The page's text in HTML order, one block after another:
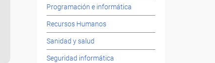
Programación e informática
Recursos Humanos
Sanidad y salud
Seguridad informática